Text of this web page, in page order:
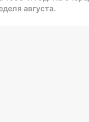
августа.